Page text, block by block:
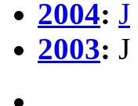
2004: J
2003: J